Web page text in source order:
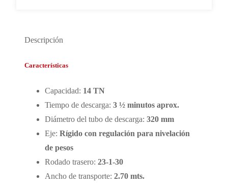
Descripción
Características
Capacidad: 14 TN
Tiempo de descarga: 3 ½ minutos aprox.
Diámetro del tubo de descarga: 320 mm
Eje: Rígido con regulación para nivelación
de pesos
Rodado trasero: 23-1-30
Ancho de transporte: 2.70 mts.